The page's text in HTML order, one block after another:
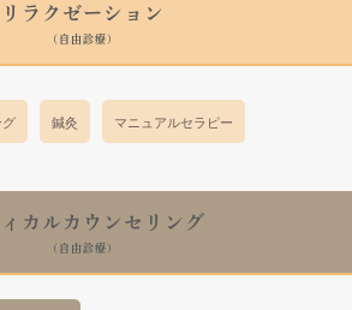
リラクゼーション
(自由診療)
グ 鍼灸 マニュアルセラピー
ィカルカウンセリング
(自由診療)